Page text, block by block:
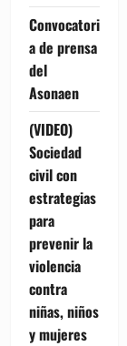
Convocatori
a de prensa
del
Asonaen
(VIDEO)
Sociedad
civil con
estrategias
para
prevenir la
violencia
contra
niñas, niños
y mujeres